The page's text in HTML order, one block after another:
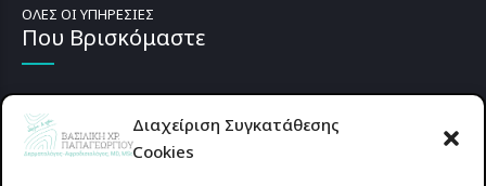
Διαχείριση Συγκατάθεσης
Cookies
ΟΛΕΣ ΟΙ ΥΠΗΡΕΣΙΕΣ
Που Βρισκόμαστε